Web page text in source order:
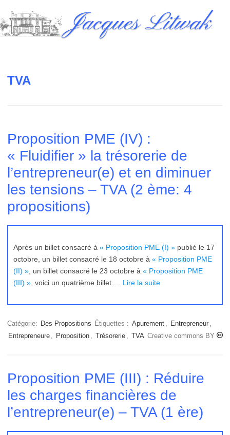
to
content
Jacques Litwak
TVA
Proposition PME (IV) :
« Fluidifier » la trésorerie de
l’entrepreneur(e) et en diminuer
les tensions – TVA (2 ème: 4
propositions)
Après un billet consacré à « Proposition PME (I) » publié le 17
octobre, un billet consacré le 18 octobre à « Proposition PME
(II) » , un billet consacré le 23 octobre à « Proposition PME
(III) » , voici un quatrième billet.… Lire la suite
Catégorie: Des Propositions Étiquettes : Apurement , Entrepreneur ,
Entrepreneure , Proposition , Trésorerie , TVA Creative commons BY
Proposition PME (III) : Réduire
les charges financières de
l’entrepreneur(e) – TVA (1 ère)